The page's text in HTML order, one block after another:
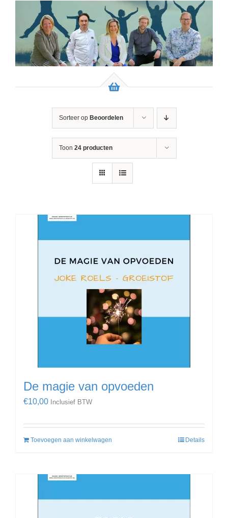
Sorteer op Beoordelen
Toon 24 producten
De magie van opvoeden
€10,00 Inclusief BTW
Toevoegen aan winkelwagen Details